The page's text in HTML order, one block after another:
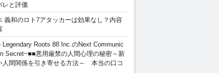
レと評価
義和のロト7アタッカーは効果なし？内容
Legendary Roots 88 Inc.のNext Communic
Secret~■■悪用厳禁の人間心理の秘密～新
人間関係を引き寄せる方法～ 本当の口コ